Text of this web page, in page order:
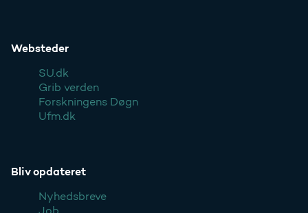
Websteder
SU.dk
Grib verden
Forskningens Døgn
Ufm.dk
Bliv opdateret
Nyhedsbreve